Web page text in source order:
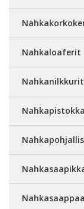
Nahkaloaferit
Nahkanilkkurit